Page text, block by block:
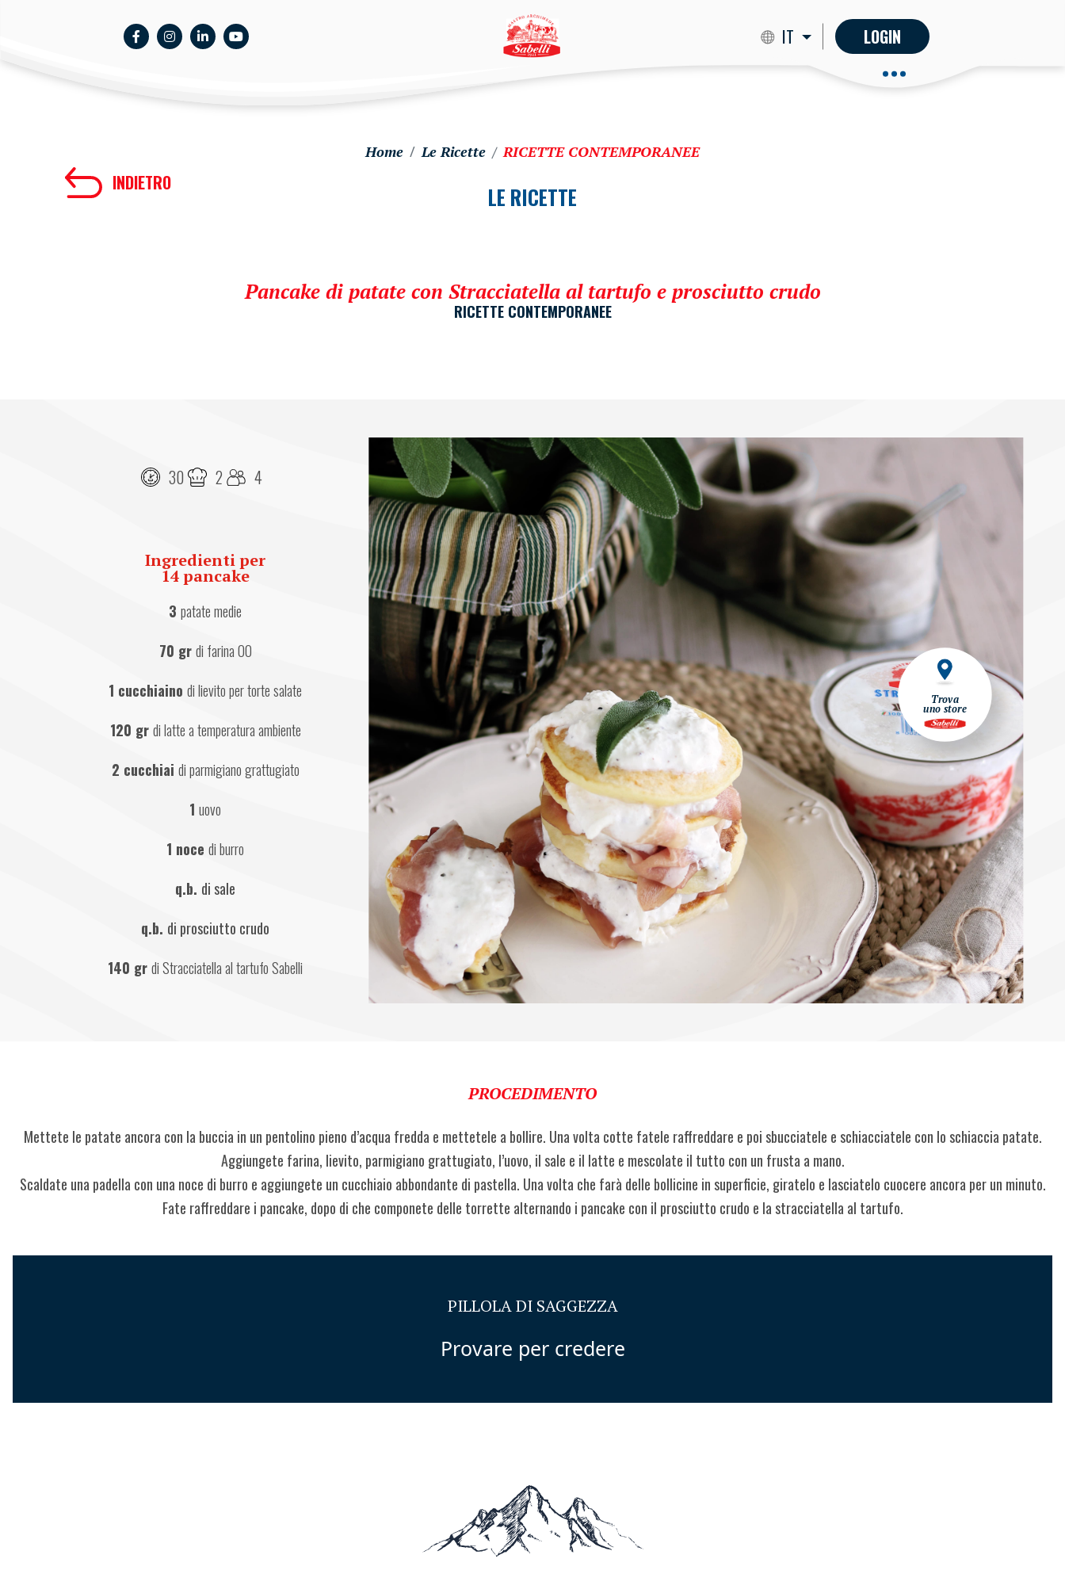
IT LOGIN
Trova
uno store
Home Le Ricette RICETTE CONTEMPORANEE
INDIETRO LE RICETTE
Pancake di patate con Stracciatella al tartufo e prosciutto crudo
RICETTE CONTEMPORANEE
30 2 4
Ingredienti per
14 pancake
3 patate medie
70 gr di farina 00
1 cucchiaino di lievito per torte salate
120 gr di latte a temperatura ambiente
2 cucchiai di parmigiano grattugiato
1 uovo
1 noce di burro
q.b. di sale
q.b. di prosciutto crudo
140 gr di Stracciatella al tartufo Sabelli
PROCEDIMENTO
Mettete le patate ancora con la buccia in un pentolino pieno d’acqua fredda e mettetele a bollire. Una volta cotte fatele raffreddare e poi sbucciatele e schiacciatele con lo schiaccia patate.
Aggiungete farina, lievito, parmigiano grattugiato, l’uovo, il sale e il latte e mescolate il tutto con un frusta a mano.
Scaldate una padella con una noce di burro e aggiungete un cucchiaio abbondante di pastella. Una volta che farà delle bollicine in superficie, giratelo e lasciatelo cuocere ancora per un minuto.
Fate raffreddare i pancake, dopo di che componete delle torrette alternando i pancake con il prosciutto crudo e la stracciatella al tartufo.
PILLOLA DI SAGGEZZA
Provare per credere